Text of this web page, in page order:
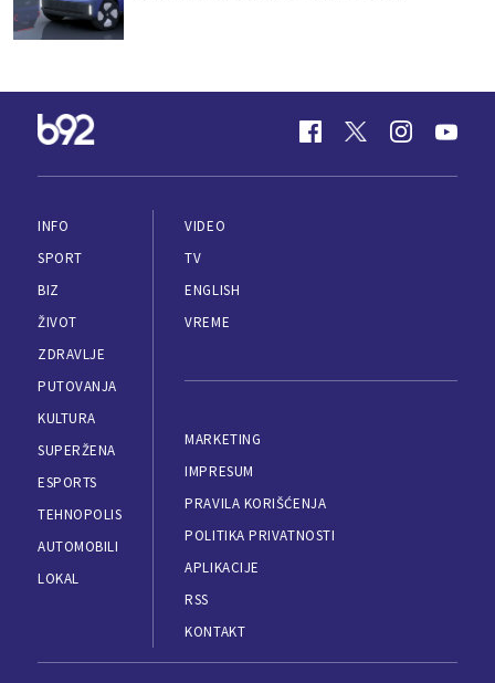
INFO
SPORT
BIZ
ŽIVOT
ZDRAVLJE
PUTOVANJA
KULTURA
SUPERŽENA
ESPORTS
TEHNOPOLIS
AUTOMOBILI
LOKAL
VIDEO
TV
ENGLISH
VREME
MARKETING
IMPRESUM
PRAVILA KORIŠĆENJA
POLITIKA PRIVATNOSTI
APLIKACIJE
RSS
KONTAKT